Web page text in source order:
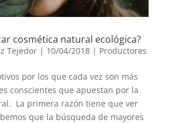
cosmética natural ecológica?
Tejedor| 10/04/2018 | Productores
por los que cada vez son más
conscientes que apuestan por la
La primera razón tiene que ver
que la búsqueda de mayores